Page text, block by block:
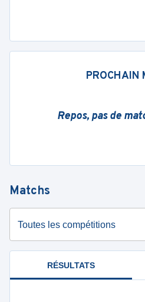
PROCHAIN
Repos, pas de
Matchs
Toutes les compétitions
RÉSULTATS